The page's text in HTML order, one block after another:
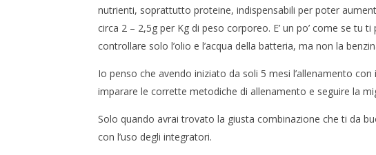
nutrienti, soprattutto proteine, indispensabili per poter
circa 2 – 2,5g per Kg di peso corporeo. E’ un po’ come se tu
controllare solo l’olio e l’acqua della batteria, ma non la
Io penso che avendo iniziato da soli 5 mesi l’allenamento
imparare le corrette metodiche di allenamento e seguire la
Solo quando avrai trovato la giusta combinazione che ti da
con l’uso degli integratori.